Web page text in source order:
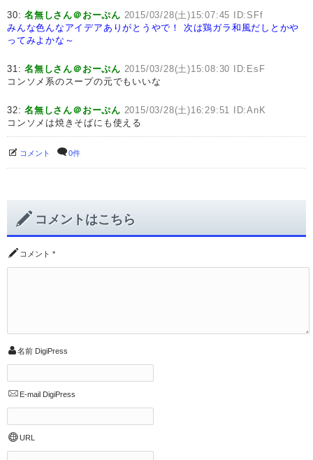
30:名無しさん＠おーぷん 2015/03/28(土)15:07:45 ID:SFf
みんな色んなアイデアありがとうやで！
次は鶏ガラ和風だしとかや
ってみよかな～
31:名無しさん＠おーぷん 2015/03/28(土)15:08:30 ID:EsF
コンソメ系のスープの元でもいいな
32:名無しさん＠おーぷん 2015/03/28(土)16:29:51 ID:AnK
コンソメは焼きそばにも使える
コメント 0件
コメントはこちら
コメント *
名前 DigiPress
E-mail DigiPress
URL